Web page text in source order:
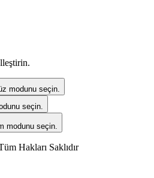
modunu seçin.
seçin.
modunu seçin.
Hakları Saklıdır